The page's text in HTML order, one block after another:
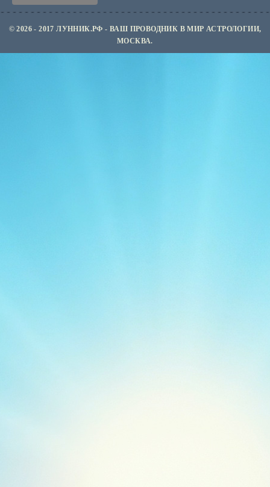
© 2026 - 2017 ЛУННИК.РФ - ВАШ ПРОВОДНИК В МИР АСТРОЛОГИИ,
МОСКВА.